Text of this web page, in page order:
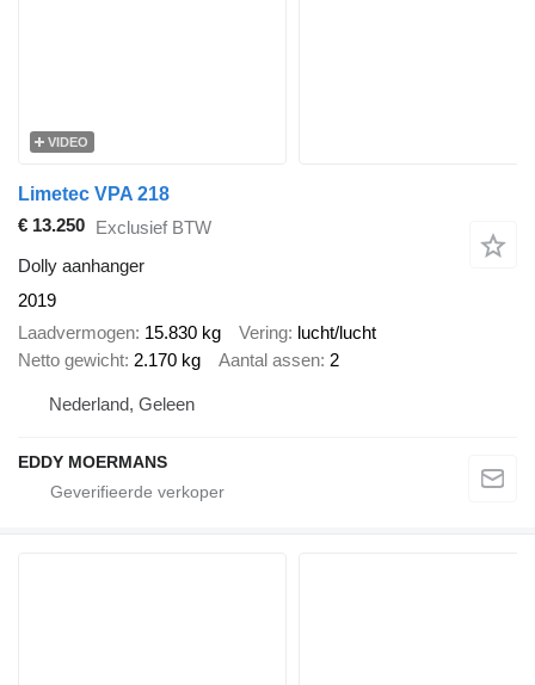
VIDEO
Limetec VPA 218
€ 13.250 Exclusief BTW
Dolly aanhanger
2019
Laadvermogen 15.830 kg Vering lucht/lucht
Netto gewicht 2.170 kg Aantal assen 2
Nederland, Geleen
EDDY MOERMANS